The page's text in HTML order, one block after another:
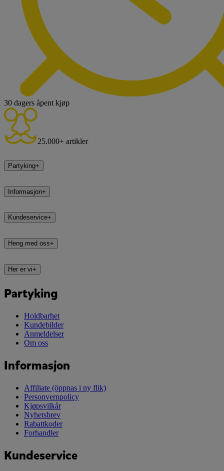
30 dagers åpent kjøp
25.000+ artikler
Partyking+
Informasjon+
Kundeservice+
Heng med oss+
Her er vi+
Partyking
Holdbarhet
Kundebilder
Anmeldelser
Om oss
Informasjon
Affiliate (öppnas i ny flik)
Personvernpolicy
Kjøpsvilkår
Nyhetsbrev
Rabattkoder
Forhandler
Kundeservice